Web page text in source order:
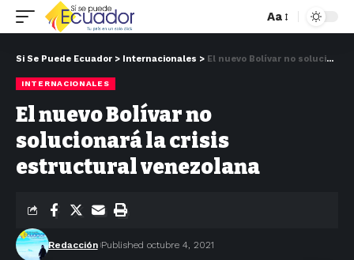
Aa
Si Se Puede Ecuador > Internacionales > El nuevo Bolívar no solucionará la crisis estructural venezolana
INTERNACIONALES
El nuevo Bolívar no
solucionará la crisis
estructural venezolana
Redacción Published octubre 4, 2021